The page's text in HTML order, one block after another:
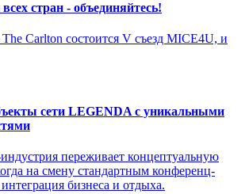
стран - объединяйтесь!
The Carlton состоится V съезд MICE4U, и
сети LEGENDA с уникальными
переживает концептуальную
на смену стандартным конференц-
бизнеса и отдыха.